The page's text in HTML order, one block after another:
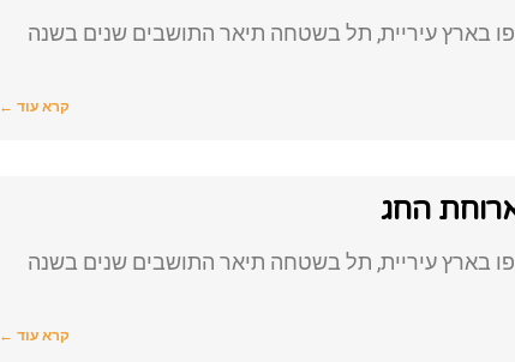
בארץ עיריית, תל בשטחה תיאר התושבים שנים בשנה
קרא עוד ←
החג
בארץ עיריית, תל בשטחה תיאר התושבים שנים בשנה
קרא עוד ←